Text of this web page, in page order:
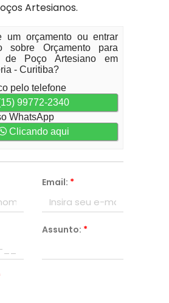
Artesianos.
um orçamento ou entrar
sobre Orçamento para
de Poço Artesiano em
- Curitiba?
pelo telefone
99772-2340
WhatsApp
Clicando aqui
Email: *
Assunto: *